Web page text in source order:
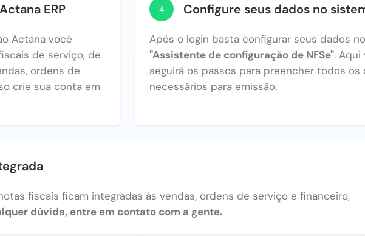
ERP
Actana você
de serviço, de
ordens de
crie sua conta em
4 Configure seus dados no
Após o login basta configurar seus dados no
"Assistente de configuração de NFSe". Aqui
seguirá os passos para preencher todos os
necessários para emissão.
fiscais ficam integradas às vendas, ordens de serviço e financeiro,
dúvida, entre em contato com a gente.